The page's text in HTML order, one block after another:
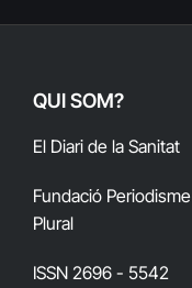
QUI SOM?
El Diari de la Sanitat
Fundació Periodisme
Plural
ISSN 2696 - 5542